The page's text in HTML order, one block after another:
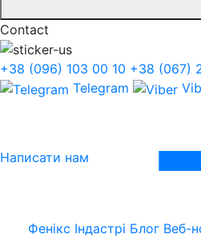
Contact
+38 (096) 103 00 10 +38 (067)
Telegram
Написати нам
Фенікс Індастрі Блог Веб-